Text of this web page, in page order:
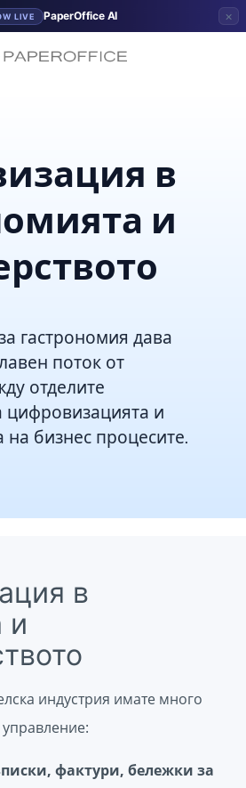
LIVE PaperOffice AI ×
в
и
гастрономия дава
поток от
отделите
цифровизацията и
на бизнес процесите.
в
и
индустрия имате много
фактури, бележки за